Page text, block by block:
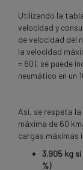
Utilizando la
velocidad y
de velocidad del
la velocidad
= 60), se puede
neumático en un
Así, se respeta
máxima de 60
cargas máximas
3.905 kg
%)